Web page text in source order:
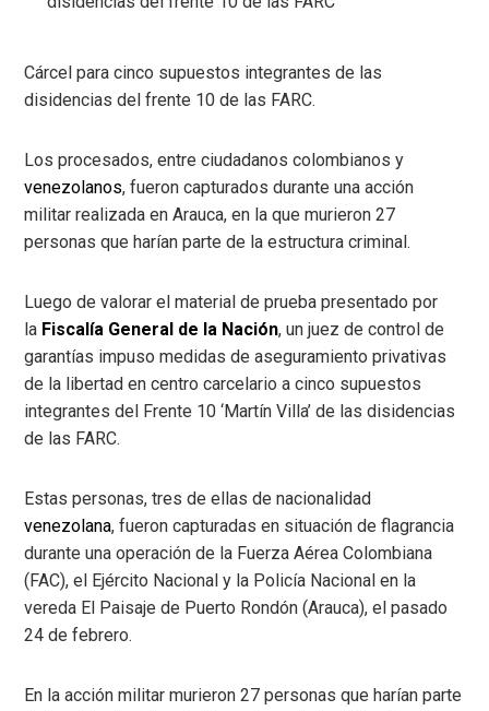
Cárcel para cinco supuestos integrantes de las
disidencias del frente 10 de las FARC.
Los procesados, entre ciudadanos colombianos y
venezolanos, fueron capturados durante una acción
militar realizada en Arauca, en la que murieron 27
personas que harían parte de la estructura criminal.
Luego de valorar el material de prueba presentado por
la Fiscalía General de la Nación, un juez de control de
garantías impuso medidas de aseguramiento privativas
de la libertad en centro carcelario a cinco supuestos
integrantes del Frente 10 ‘Martín Villa’ de las disidencias
de las FARC.
Estas personas, tres de ellas de nacionalidad
venezolana, fueron capturadas en situación de flagrancia
durante una operación de la Fuerza Aérea Colombiana
(FAC), el Ejército Nacional y la Policía Nacional en la
vereda El Paisaje de Puerto Rondón (Arauca), el pasado
24 de febrero.
En la acción militar murieron 27 personas que harían parte